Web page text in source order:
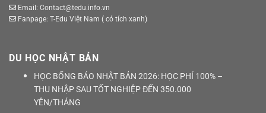
Email: Contact@tedu.info.vn
Fanpage: T-Edu Việt Nam ( có tích xanh)
DU HỌC NHẬT BẢN
HỌC BỔNG BÁO NHẬT BẢN 2026: HỌC PHÍ 100% –
THU NHẬP SAU TỐT NGHIỆP ĐẾN 350.000
YÊN/THÁNG